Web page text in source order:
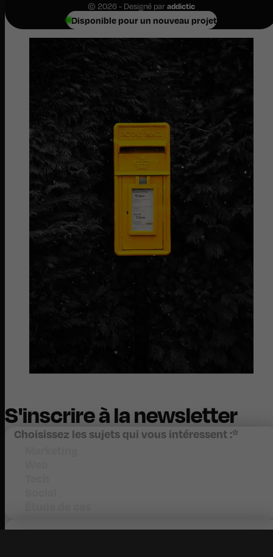
Disponible pour un nouveau projet
© 2026 - Designé paraddictic
S'inscrire à la newsletter
Choisissez les sujets qui vous intéressent :*
Votre adresse mail*